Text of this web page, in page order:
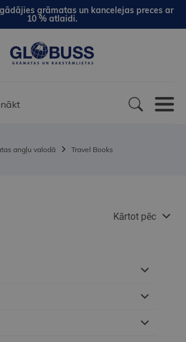
grāmatas un kancelejas preces ar
10 % atlaidi.
angļu valodā Travel Books
Kārtot pēc